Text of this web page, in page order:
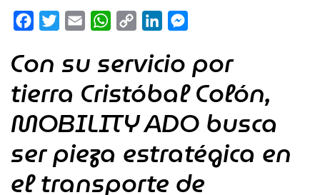
FacebookTwitterEmail WhatsApp
Copy
LinkedIn
Con su servicio por
tierra Cristóbal Colón,
MOBILITY ADO busca
ser pieza estratégica en
el transporte de